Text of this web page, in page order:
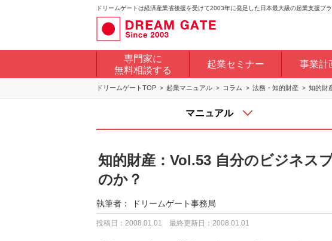
ドリームゲートは経済産業省後援を受けて2003年に発足した日本最大級の起業支援プ
専門家に
無料相談する
起業セミナー 事業計
ドリームゲートTOP 起業マニュアル コラム 法務・知的財産 知的財
マニュアル
知的財産：Vol.53 自分のビジネス
のか？
執筆者： ドリームゲート事務局
投稿日：2008.01.01 最終更新日：2008.01.01